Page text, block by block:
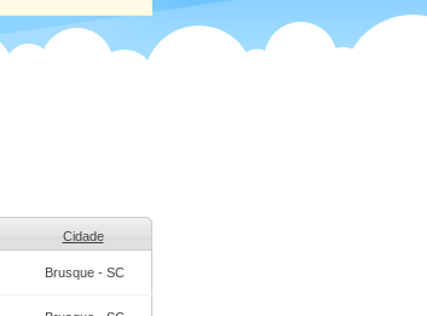
Cidade
Brusque - SC